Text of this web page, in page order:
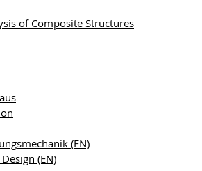
of Composite Structures
(EN)
(EN)